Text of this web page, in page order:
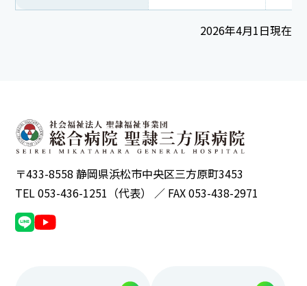
2026年4月1日現在
〒433-8558 静岡県浜松市中央区三方原町3453
TEL 053-436-1251（代表） ／ FAX 053-438-2971